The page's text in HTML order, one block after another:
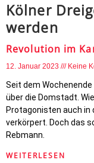
Kölner
werden
Revolution im
12. Januar 2023 Keine
Seit dem
über die Domstadt.
Protagonisten auch in
verkörpert. Doch das
Rebmann.
WEITERLESEN